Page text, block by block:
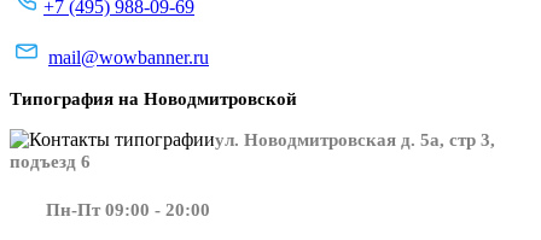
+7 (495) 988-09-69
mail@wowbanner.ru
Типография на Новодмитровской
ул. Новодмитровская д. 5а, стр 3,
подъезд 6
Пн-Пт 09:00 - 20:00